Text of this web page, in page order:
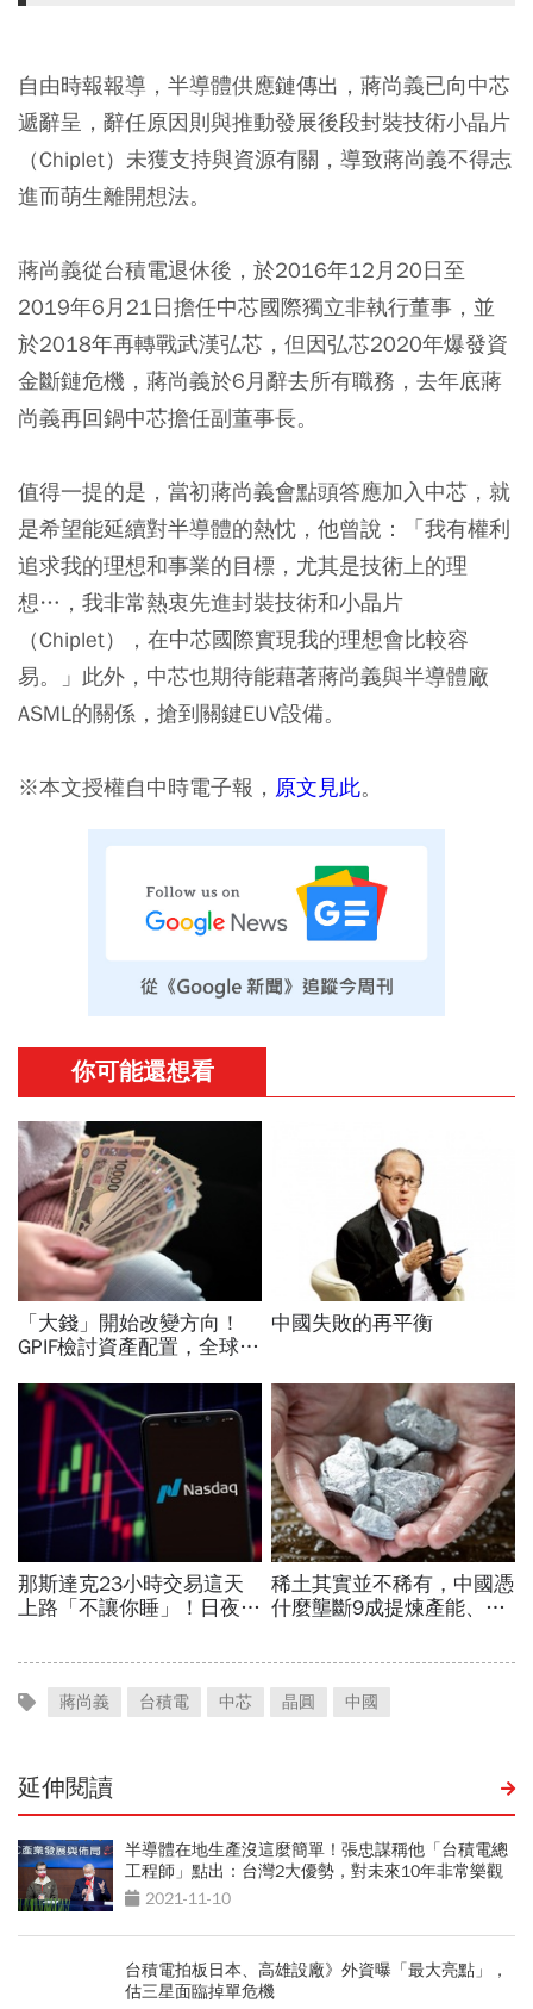
自由時報報導，半導體供應鏈傳出，蔣尚義已向中芯
遞辭呈，辭任原因則與推動發展後段封裝技術小晶片
（Chiplet）未獲支持與資源有關，導致蔣尚義不得志
進而萌生離開想法。
蔣尚義從台積電退休後，於2016年12月20日至
2019年6月21日擔任中芯國際獨立非執行董事，並
於2018年再轉戰武漢弘芯，但因弘芯2020年爆發資
金斷鏈危機，蔣尚義於6月辭去所有職務，去年底蔣
尚義再回鍋中芯擔任副董事長。
值得一提的是，當初蔣尚義會點頭答應加入中芯，就
是希望能延續對半導體的熱忱，他曾說：「我有權利
追求我的理想和事業的目標，尤其是技術上的理
想…，我非常熱衷先進封裝技術和小晶片
（Chiplet），在中芯國際實現我的理想會比較容
易。」此外，中芯也期待能藉著蔣尚義與半導體廠
ASML的關係，搶到關鍵EUV設備。
※本文授權自中時電子報， 原文見此。
蔣尚義 台積電 中芯 晶圓 中國
延伸閱讀
半導體在地生產沒這麼簡單！張忠謀稱他「台積電總
工程師」點出：台灣2大優勢，對未來10年非常樂觀
2021-11-10
台積電拍板日本、高雄設廠》外資曝「最大亮點」，
估三星面臨掉單危機